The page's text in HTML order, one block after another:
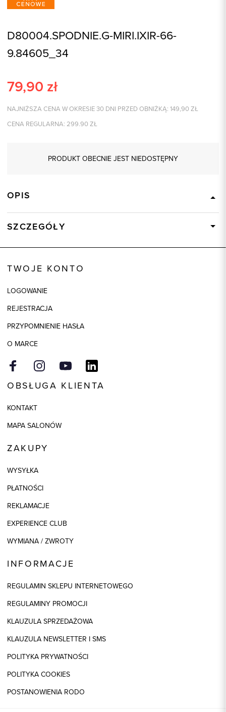
D80004.SPODNIE.G-MIRI.IXIR-66-
9.84605_34
79,90 zł
NAJNIŻSZA CENA W OKRESIE 30 DNI PRZED OBNIŻKĄ: 149,90 ZŁ
CENA REGULARNA: 299.90 ZŁ
PRODUKT OBECNIE JEST NIEDOSTĘPNY
OPIS
SZCZEGÓŁY
Składy podszewek
Model
Kolor
TWOJE KONTO
LOGOWANIE
REJESTRACJA
PRZYPOMNIENIE HASŁA
O MARCE
OBSŁUGA KLIENTA
KONTAKT
MAPA SALONÓW
ZAKUPY
WYSYŁKA
PŁATNOŚCI
REKLAMACJE
EXPERIENCE CLUB
WYMIANA / ZWROTY
INFORMACJE
REGULAMIN SKLEPU INTERNETOWEGO
REGULAMINY PROMOCJI
KLAUZULA SPRZEDAŻOWA
KLAUZULA NEWSLETTER I SMS
POLITYKA PRYWATNOŚCI
POLITYKA COOKIES
POSTANOWIENIA RODO